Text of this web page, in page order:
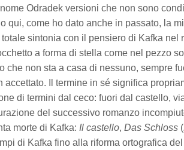
Odradek versioni che non sono
qui, come ho dato anche in passato, la
sintonia con il pensiero di Kafka nel
a forma di stella come nel pezzo
che non sta a casa di nessuno, sempre
accettato. Il termine in sé significa
di termini dal ceco: fuori dal castello,
del successivo romanzo
morte di Kafka: Il castello, Das Schloss (
di Kafka fino alla riforma ortografica